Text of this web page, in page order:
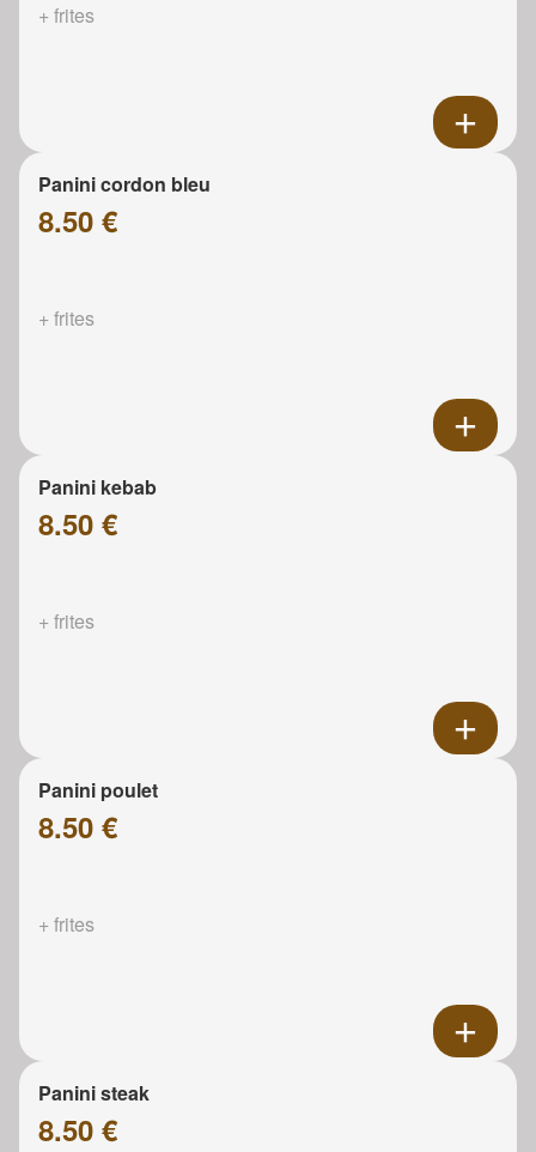
+ frites
Panini cordon bleu
8.50 €
+ frites
Panini kebab
8.50 €
+ frites
Panini poulet
8.50 €
+ frites
Panini steak
8.50 €